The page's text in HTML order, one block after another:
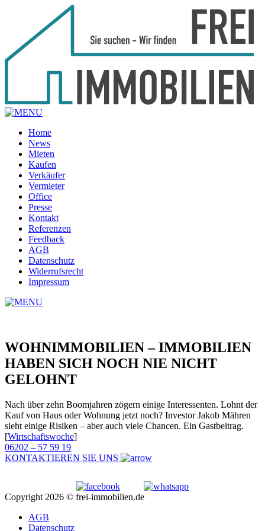
Home
News
Mieten
Kaufen
Verkäufer
Vermieter
Office
Presse
Kontakt
Referenzen
Feedback
AGB
Datenschutz
Widerrufsrecht
Impressum
WOHNIMMOBILIEN – IMMOBILIEN
HABEN SICH NOCH NIE NICHT
GELOHNT
Nach über zehn Boomjahren zögern einige Interessenten. Lohnt der
Kauf von Haus oder Wohnung jetzt noch? Investor Jakob Mähren
sieht einige Risiken – aber auch viele Chancen. Ein Gastbeitrag.
[Wirtschaftswoche]
06202 – 57 59 19
KONTAKTIEREN SIE UNS
Copyright 2026 © frei-immobilien.de
AGB
Datenschutz